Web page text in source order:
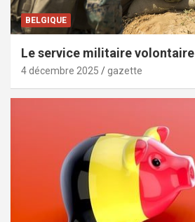
BELGIQUE
Le service militaire volontaire
4 décembre 2025 gazette